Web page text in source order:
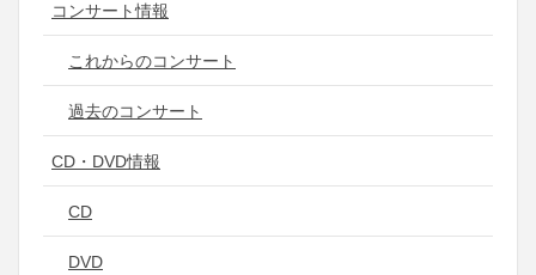
コンサート情報
これからのコンサート
過去のコンサート
CD・DVD情報
CD
DVD